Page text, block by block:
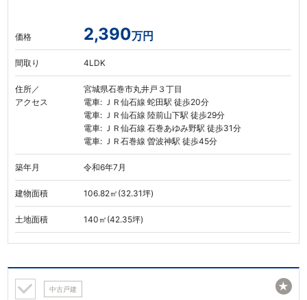
価格 2,390万円
間取り 4LDK
住所／
アクセス
宮城県石巻市丸井戸３丁目
電車: ＪＲ仙石線 蛇田駅 徒歩20分
電車: ＪＲ仙石線 陸前山下駅 徒歩29分
電車: ＪＲ仙石線 石巻あゆみ野駅 徒歩31分
電車: ＪＲ石巻線 曽波神駅 徒歩45分
築年月 令和6年7月
建物面積 106.82㎡(32.31坪)
土地面積 140㎡(42.35坪)
中古戸建 ★